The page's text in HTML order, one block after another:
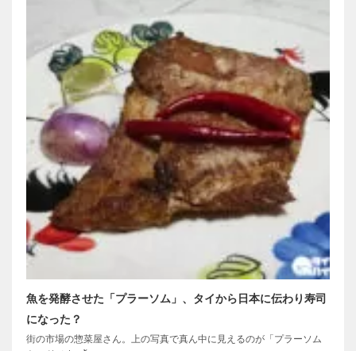
魚を発酵させた「プラーソム」、タイから日本に伝わり寿司
になった？
街の市場の惣菜屋さん。上の写真で真ん中に見えるのが「プラーソム